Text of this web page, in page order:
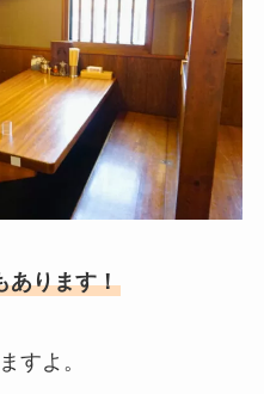
あります！
すよ。